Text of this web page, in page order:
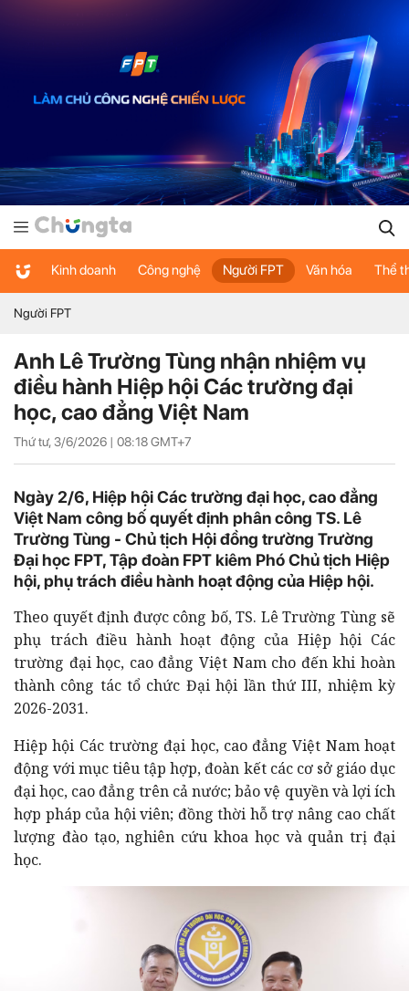
Kinh doanh Công nghệ Người FPT Văn hóa Thể
Người FPT
Anh Lê Trường Tùng nhận nhiệm vụ
điều hành Hiệp hội Các trường đại
học, cao đẳng Việt Nam
Thứ tư, 3/6/2026 | 08:18GMT+7
Ngày 2/6, Hiệp hội Các trường đại học, cao đẳng
Việt Nam công bố quyết định phân công TS. Lê
Trường Tùng - Chủ tịch Hội đồng trường Trường
Đại học FPT, Tập đoàn FPT kiêm Phó Chủ tịch Hiệp
hội, phụ trách điều hành hoạt động của Hiệp hội.
Theo quyết định được công bố, TS. Lê Trường Tùng sẽ
phụ trách điều hành hoạt động của Hiệp hội Các
trường đại học, cao đẳng Việt Nam cho đến khi hoàn
thành công tác tổ chức Đại hội lần thứ III, nhiệm kỳ
2026-2031.
Hiệp hội Các trường đại học, cao đẳng Việt Nam hoạt
động với mục tiêu tập hợp, đoàn kết các cơ sở giáo dục
đại học, cao đẳng trên cả nước; bảo vệ quyền và lợi ích
hợp pháp của hội viên; đồng thời hỗ trợ nâng cao chất
lượng đào tạo, nghiên cứu khoa học và quản trị đại
học.